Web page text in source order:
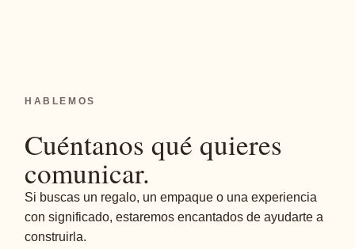
HABLEMOS
Cuéntanos qué quieres
comunicar.
Si buscas un regalo, un empaque o una experiencia
con significado, estaremos encantados de ayudarte a
construirla.